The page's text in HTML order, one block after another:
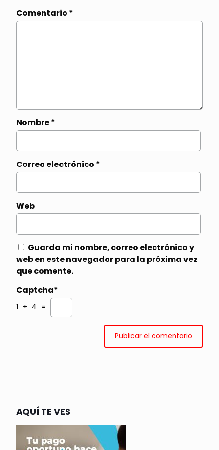
Comentario *
Nombre*
Correo electrónico *
Web
Guarda mi nombre, correo electrónico y
web en este navegador para la próxima vez
que comente.
Captcha*
1 + 4 =
AQUÍ TE VES